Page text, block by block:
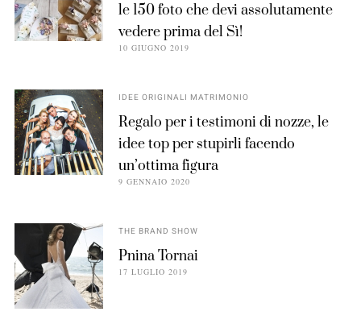
le 150 foto che devi assolutamente
vedere prima del Sì!
10 GIUGNO 2019
IDEE ORIGINALI MATRIMONIO
Regalo per i testimoni di nozze, le
idee top per stupirli facendo
un’ottima figura
9 GENNAIO 2020
THE BRAND SHOW
Pnina Tornai
17 LUGLIO 2019